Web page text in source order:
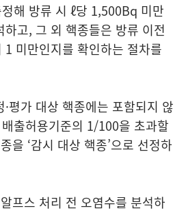
해 방류 시 ℓ당 1,500Bq 미만
고, 그 외 핵종들은 방류 이전
미만인지를 확인하는 절차를
평가 대상 핵종에는 포함되지 않
출허용기준의 1/100을 초과할
을 ‘감시 대상 핵종’으로 선정하
프스 처리 전 오염수를 분석하